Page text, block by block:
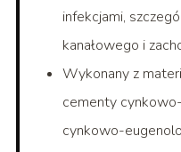
infekcjami,
kanałowego i
Wykonany z
cementy
cynkowo-